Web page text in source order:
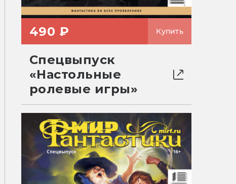
490 ₽ Купить
Спецвыпуск
«Настольные
ролевые игры»